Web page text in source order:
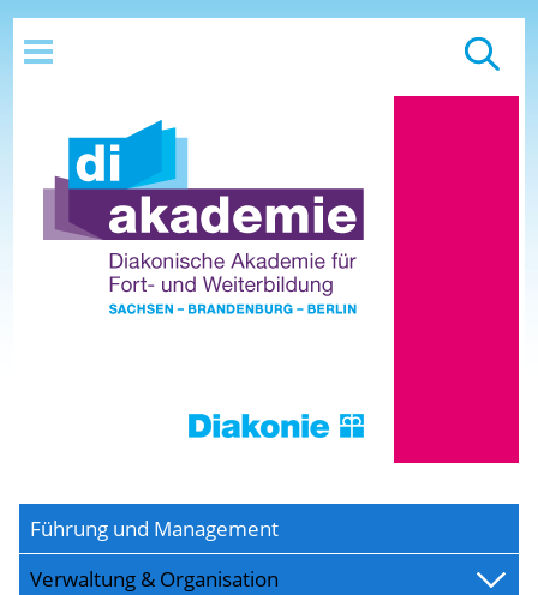
Führung und Management
Verwaltung & Organisation